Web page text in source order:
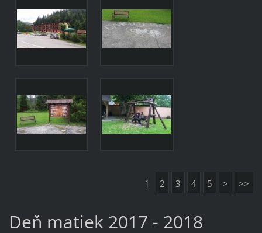
1 2 3 4 5 > >>
Deň matiek 2017 - 2018